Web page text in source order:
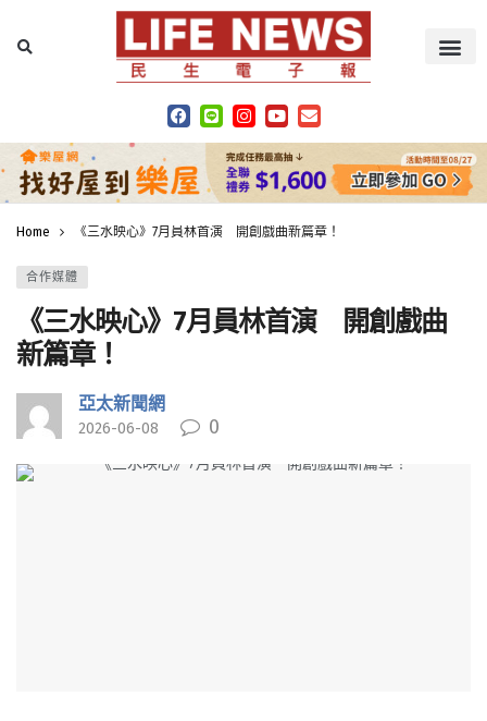
Home 《三水映心》7月員林首演 開創戲曲新篇章！
合作媒體
《三水映心》7月員林首演 開創戲曲
新篇章！
亞太新聞網
2026-06-08 0